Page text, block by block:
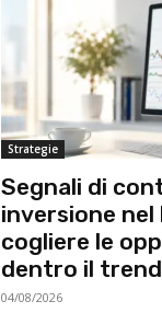
Strategie
Segnali di
inversione
cogliere le
dentro il trend
04/08/2026